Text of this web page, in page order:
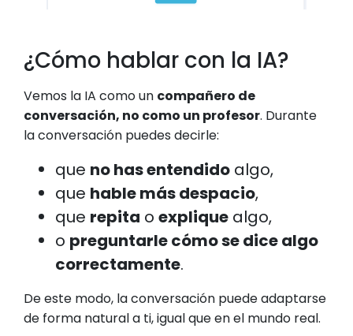
¿Cómo hablar con la IA?
Vemos la IA como un compañero de
conversación, no como un profesor. Durante
la conversación puedes decirle:
que no has entendido algo,
que hable más despacio,
que repita o explique algo,
o preguntarle cómo se dice algo
correctamente.
De este modo, la conversación puede adaptarse
de forma natural a ti, igual que en el mundo real.